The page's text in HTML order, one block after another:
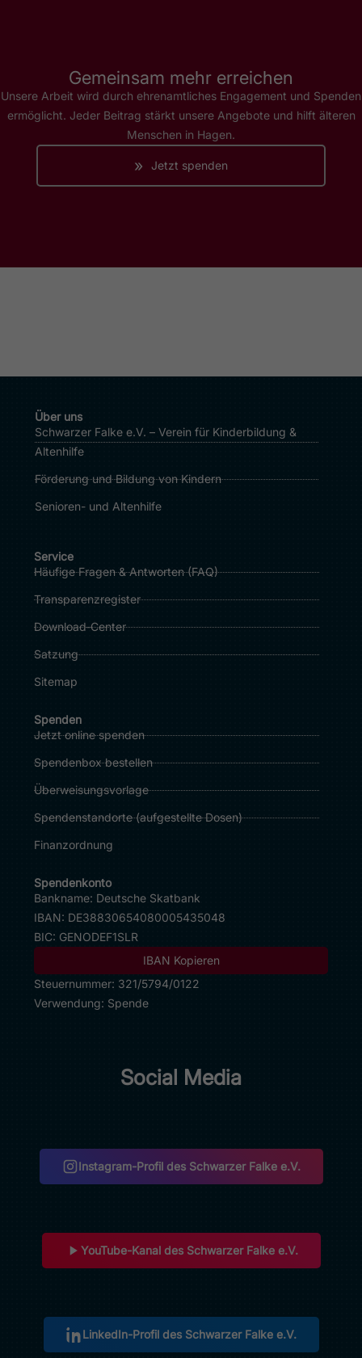
Gemeinsam mehr erreichen
Unsere Arbeit wird durch ehrenamtliches Engagement und Spenden
ermöglicht. Jeder Beitrag stärkt unsere Angebote und hilft älteren
Menschen in Hagen.
» Jetzt spenden
Über uns
Schwarzer Falke e.V. – Verein für Kinderbildung &
Altenhilfe
Förderung und Bildung von Kindern
Senioren- und Altenhilfe
Service
Häufige Fragen & Antworten (FAQ)
Transparenzregister
Download‑Center
Satzung
Sitemap
Spenden
Jetzt online spenden
Spendenbox bestellen
Überweisungsvorlage
Spendenstandorte (aufgestellte Dosen)
Finanzordnung
Spendenkonto
Bankname: Deutsche Skatbank
IBAN: DE38830654080005435048
BIC: GENODEF1SLR
IBAN Kopieren
Steuernummer: 321/5794/0122
Verwendung: Spende
Social Media
Instagram-Profil des Schwarzer Falke e.V.
(öffnet in neuem Tab)
YouTube-Kanal des Schwarzer Falke e.V.
(öffnet in neuem Tab)
LinkedIn-Profil des Schwarzer Falke e.V.
(öffnet in neuem Tab)